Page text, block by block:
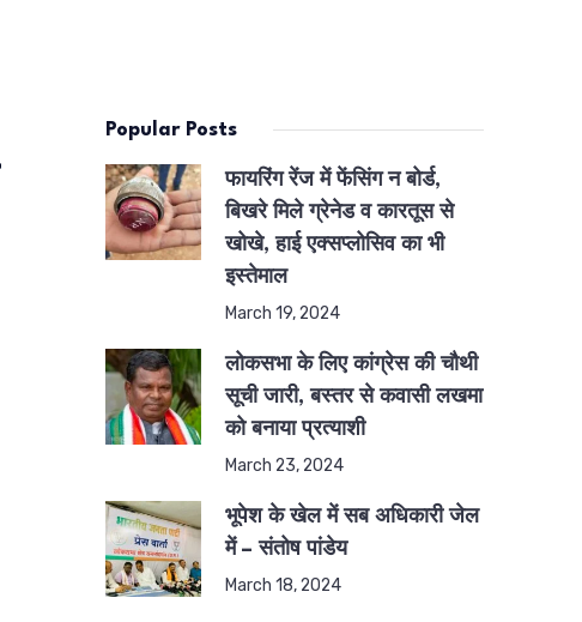
Popular Posts
फायरिंग रेंज में फेंसिंग न बोर्ड,
बिखरे मिले ग्रेनेड व कारतूस से
खोखे, हाई एक्सप्लोसिव का भी
इस्तेमाल
March 19, 2024
लोकसभा के लिए कांग्रेस की चौथी
सूची जारी, बस्तर से कवासी लखमा
को बनाया प्रत्याशी
March 23, 2024
भूपेश के खेल में सब अधिकारी जेल
में – संतोष पांडेय
March 18, 2024